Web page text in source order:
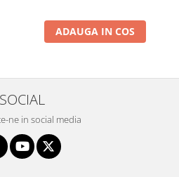
ADAUGA IN COS
SOCIAL
ne in social media